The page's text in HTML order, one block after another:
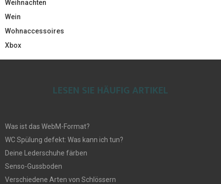
Weihnachten
Wein
Wohnaccessoires
Xbox
LESEN SIE HÄUFIG ARTIKEL
Was ist das WebM-Format?
WC Spülung defekt: Was kann ich tun?
Deine Lederschuhe färben
Senso-Gussboden
Verschiedene Arten von Schlössern